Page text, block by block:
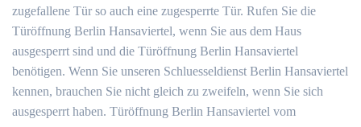
zugefallene Tür so auch eine zugesperrte Tür. Rufen Sie die
Türöffnung Berlin Hansaviertel, wenn Sie aus dem Haus
ausgesperrt sind und die Türöffnung Berlin Hansaviertel
benötigen. Wenn Sie unseren Schluesseldienst Berlin Hansaviertel
kennen, brauchen Sie nicht gleich zu zweifeln, wenn Sie sich
ausgesperrt haben. Türöffnung Berlin Hansaviertel vom